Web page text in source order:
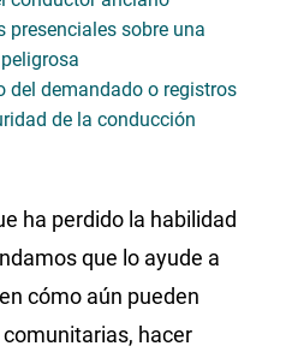
presenciales sobre una
del demandado o registros
de la conducción
ha perdido la habilidad
que lo ayude a
cómo aún pueden
hacer